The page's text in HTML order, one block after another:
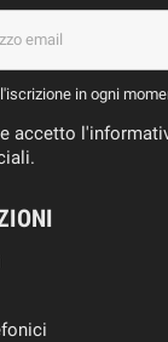
in ogni
accetto